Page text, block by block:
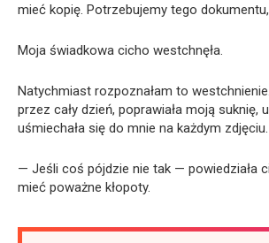
mieć kopię. Potrzebujemy tego
Moja świadkowa cicho westchnęła.
Natychmiast rozpoznałam to
przez cały dzień, poprawiała moją suknię,
uśmiechała się do mnie na każdym zdjęciu.
— Jeśli coś pójdzie nie tak — powiedziała
mieć poważne kłopoty.